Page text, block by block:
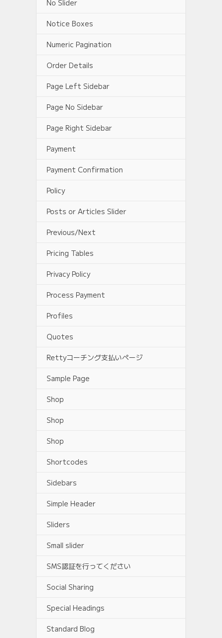
No Slider
Notice Boxes
Numeric Pagination
Order Details
Page Left Sidebar
Page No Sidebar
Page Right Sidebar
Payment
Payment Confirmation
Policy
Posts or Articles Slider
Previous/Next
Pricing Tables
Privacy Policy
Process Payment
Profiles
Quotes
Rettyコーチング支払いページ
Sample Page
Shop
Shop
Shop
Shortcodes
Sidebars
Simple Header
Sliders
Small slider
SMS認証を行ってください
Social Sharing
Special Headings
Standard Blog